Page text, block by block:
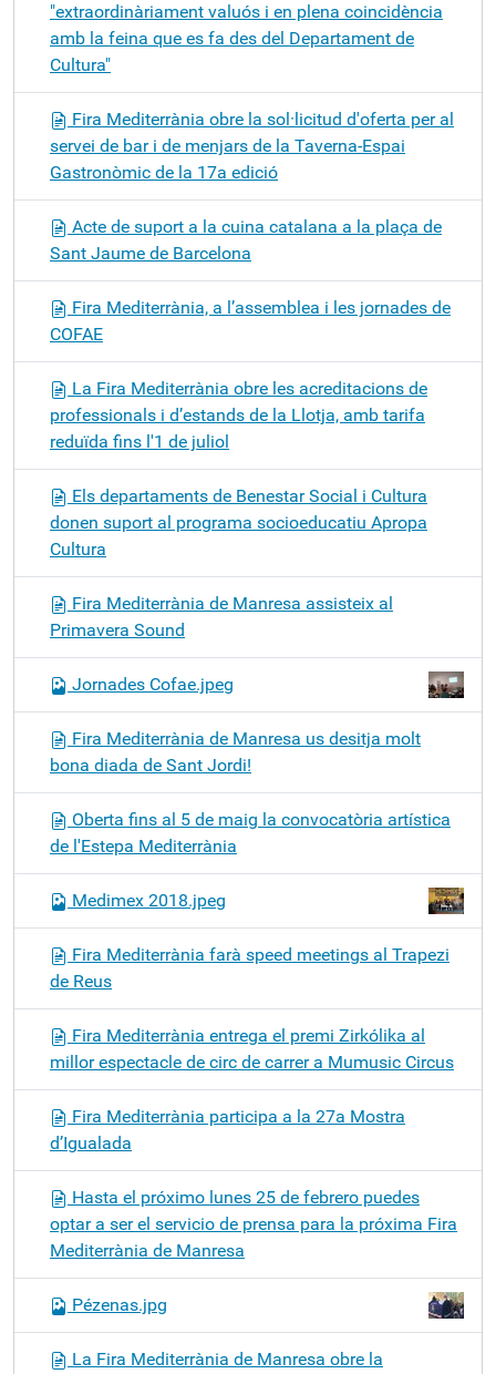
"extraordinàriament valuós i en plena coincidència
amb la feina que es fa des del Departament de
Cultura"
Fira Mediterrània obre la sol·licitud d'oferta per al
servei de bar i de menjars de la Taverna-Espai
Gastronòmic de la 17a edició
Acte de suport a la cuina catalana a la plaça de
Sant Jaume de Barcelona
Fira Mediterrània, a l’assemblea i les jornades de
COFAE
La Fira Mediterrània obre les acreditacions de
professionals i d’estands de la Llotja, amb tarifa
reduïda fins l'1 de juliol
Els departaments de Benestar Social i Cultura
donen suport al programa socioeducatiu Apropa
Cultura
Fira Mediterrània de Manresa assisteix al
Primavera Sound
Jornades Cofae.jpeg
Fira Mediterrània de Manresa us desitja molt
bona diada de Sant Jordi!
Oberta fins al 5 de maig la convocatòria artística
de l'Estepa Mediterrània
Medimex 2018.jpeg
Fira Mediterrània farà speed meetings al Trapezi
de Reus
Fira Mediterrània entrega el premi Zirkólika al
millor espectacle de circ de carrer a Mumusic Circus
Fira Mediterrània participa a la 27a Mostra
d’Igualada
Hasta el próximo lunes 25 de febrero puedes
optar a ser el servicio de prensa para la próxima Fira
Mediterrània de Manresa
Pézenas.jpg
La Fira Mediterrània de Manresa obre la